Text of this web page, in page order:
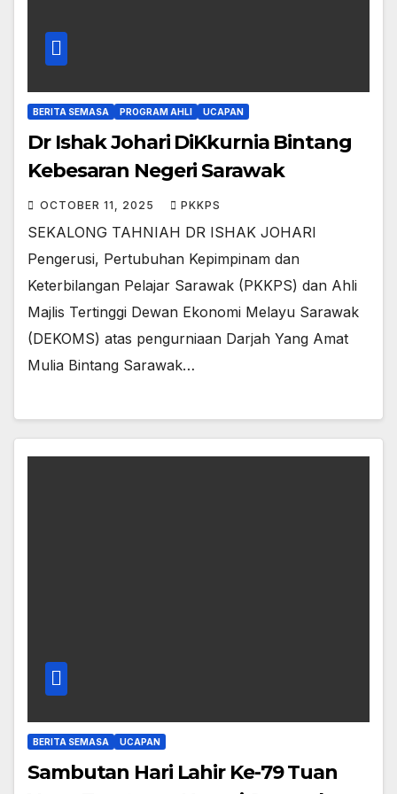
BERITA SEMASA PROGRAM AHLI UCAPAN
Dr Ishak Johari DiKkurnia Bintang
Kebesaran Negeri Sarawak
OCTOBER 11, 2025 PKKPS
SEKALONG TAHNIAH DR ISHAK JOHARI
Pengerusi, Pertubuhan Kepimpinam dan
Keterbilangan Pelajar Sarawak (PKKPS) dan Ahli
Majlis Tertinggi Dewan Ekonomi Melayu Sarawak
(DEKOMS) atas pengurniaan Darjah Yang Amat
Mulia Bintang Sarawak…
BERITA SEMASA UCAPAN
Sambutan Hari Lahir Ke-79 Tuan